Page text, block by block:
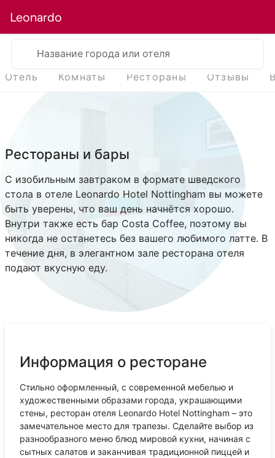
Leonardo
Название города или отеля
Отель Комнаты Рестораны Отзывы
Рестораны и бары
С изобильным завтраком в формате шведского
стола в отеле Leonardo Hotel Nottingham вы можете
быть уверены, что ваш день начнётся хорошо.
Внутри также есть бар Costa Coffee, поэтому вы
никогда не останетесь без вашего любимого латте. В
течение дня, в элегантном зале ресторана отеля
подают вкусную еду.
Информация о ресторане
Стильно оформленный, с современной мебелью и
художественными образами города, украшающими
стены, ресторан отеля Leonardo Hotel Nottingham – это
замечательное место для трапезы. Сделайте выбор из
разнообразного меню блюд мировой кухни, начиная с
сытных салатов и заканчивая традиционной пиццей и